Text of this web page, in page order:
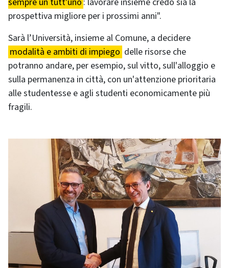
prospettiva migliore per i prossimi anni".
Sarà l’Università, insieme al Comune, a decidere
modalità e ambiti di impiego delle risorse che
potranno andare, per esempio, sul vitto, sull'alloggio e
sulla permanenza in città, con un'attenzione prioritaria
alle studentesse e agli studenti economicamente più
fragili.